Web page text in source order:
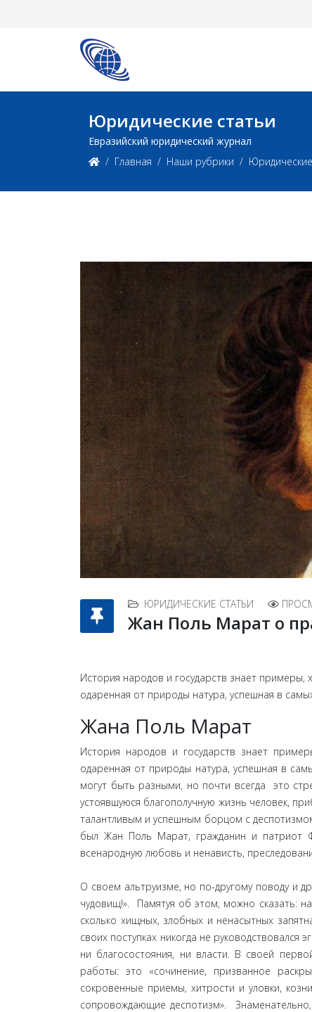
Юридические статьи
Евразийский юридический журнал
Главная
Наши рубрики
ЮРИДИЧЕСКИЕ СТАТЬИ
Жан Поль Марат о
История народов и государств знает примеры,
одаренная от природы натура, успешная в
Жана Поль Марат
История народов и государств знает
одаренная от природы натура, успешная в
могут быть разными, но почти всегда это
устоявшуюся благополучную жизнь человек,
талантливым и успешным борцом с
был Жан Поль Марат, гражданин и патриот
всенародную любовь и ненависть,
О своем альтруизме, но по-другому поводу и
чудовищ!». Памятуя об этом, можно сказать:
сколько хищных, злобных и ненасытных
своих поступках никогда не
ни благосостояния, ни власти. В своей
работы: это «сочинение, призванное
сокровенные приемы, хитрости и уловки,
сопровождающие деспотизм».